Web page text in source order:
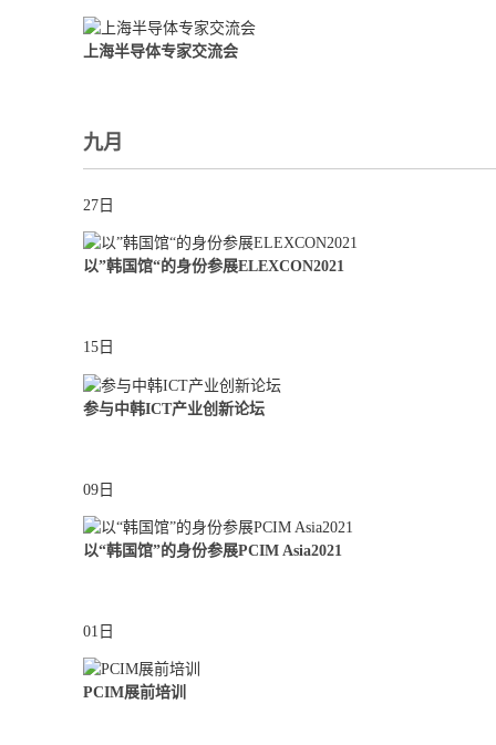
上海半导体专家交流会
九月
27日
以”韩国馆“的身份参展ELEXCON2021
15日
参与中韩ICT产业创新论坛
09日
以“韩国馆”的身份参展PCIM Asia2021
01日
PCIM展前培训